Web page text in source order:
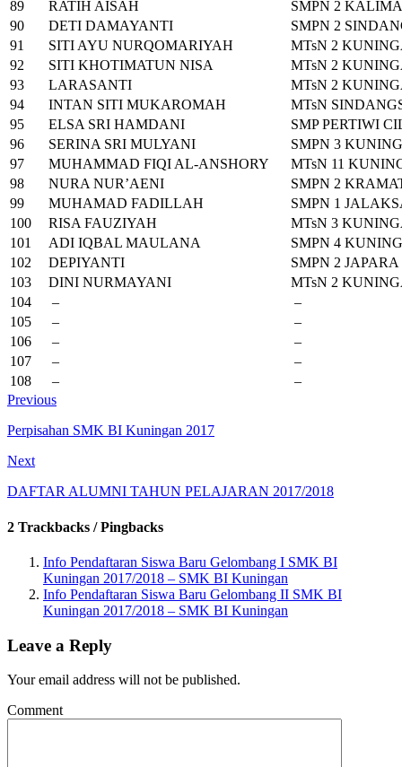
89 RATIH AISAH
SMPN 2
90
DETI DAMAYANTI
SMPN 2
91
SITI AYU NURQOMARIYAH
MTsN 2
92
SITI KHOTIMATUN NISA
MTsN 2
93
LARASANTI
MTsN 2
94
INTAN SITI MUKAROMAH
MTsN
95
ELSA SRI HAMDANI
SMP PERTIWI
96
SERINA SRI MULYANI
SMPN 3
97
MUHAMMAD FIQI AL-ANSHORY
MTsN 11
98
NURA NUR’AENI
SMPN 2
99
MUHAMAD FADILLAH
SMPN 1
100
RISA FAUZIYAH
MTsN 3
101
ADI IQBAL MAULANA
SMPN 4
102
DEPIYANTI
SMPN 2 JAPARA
103
DINI NURMAYANI
MTsN 2
104
–
–
105
–
–
106
–
–
107
–
–
108
–
–
Previous
Perpisahan SMK BI Kuningan 2017
Next
DAFTAR ALUMNI TAHUN PELAJARAN 2017/2018
2 Trackbacks / Pingbacks
Info Pendaftaran Siswa Baru Gelombang I SMK BI
Kuningan 2017/2018 – SMK BI Kuningan
Info Pendaftaran Siswa Baru Gelombang II SMK BI
Kuningan 2017/2018 – SMK BI Kuningan
Leave a Reply
Your email address will not be published.
Comment